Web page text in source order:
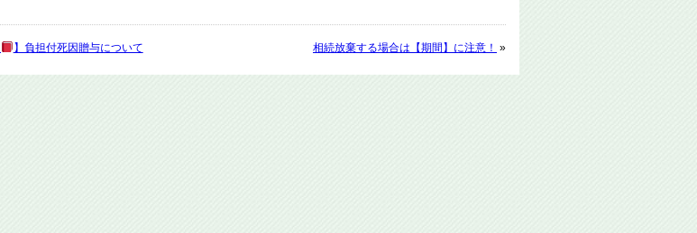
】負担付死因贈与について 相続放棄する場合は【期間】に注意！ »